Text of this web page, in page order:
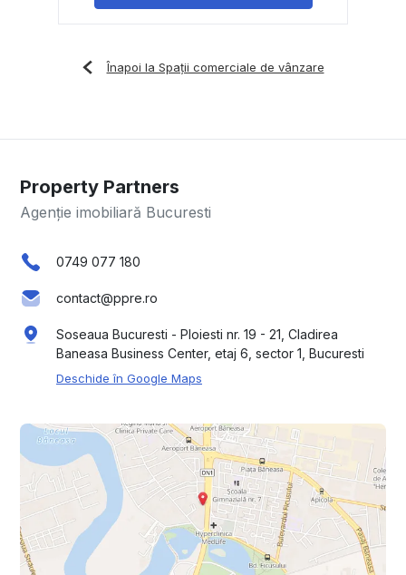
Înapoi la Spații comerciale de vânzare
Property Partners
Agenție imobiliară Bucuresti
0749 077 180
contact@ppre.ro
Soseaua Bucuresti - Ploiesti nr. 19 - 21, Cladirea
Baneasa Business Center, etaj 6, sector 1, Bucuresti
Deschide în Google Maps